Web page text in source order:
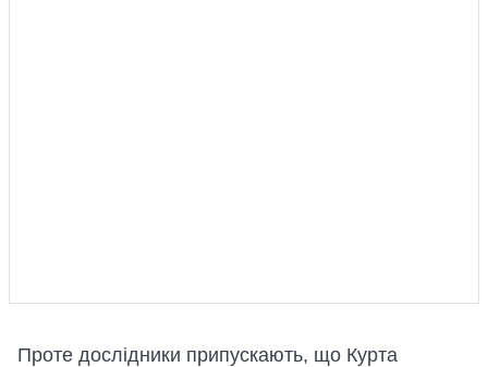
Проте дослідники припускають, що Курта